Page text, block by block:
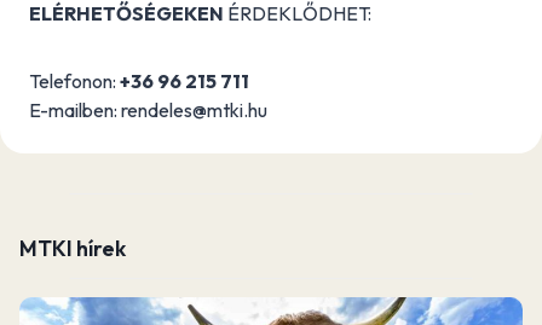
ELÉRHETŐSÉGEKEN ÉRDEKLŐDHET:
Telefonon: +36 96 215 711
E-mailben: rendeles@mtki.hu
MTKI hírek